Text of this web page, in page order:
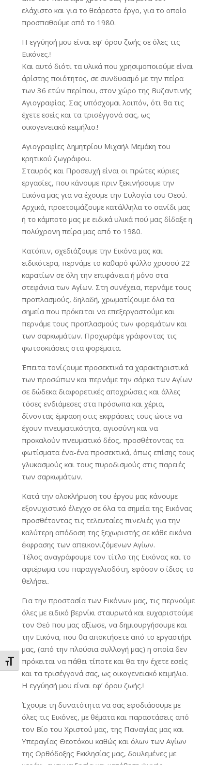
Εναλλαγή Μεγέθους Γραμμάτων
ελάχιστο και για το θεάρεστο έργο, για το οποίο
προσπαθούμε από το 1980.
Η εγγύησή μου είναι εφ’ όρου ζωής σε όλες τις
Εικόνες.!
Και αυτό διότι τα υλικά που χρησιμοποιούμε είναι
άρίστης ποιότητος, σε συνδυασμό με την πείρα
των 36 ετών περίπου, στον χώρο της Βυζαντινής
Αγιογραφίας. Σας υπόσχομαι λοιπόν, ότι θα τις
έχετε εσείς και τα τρισέγγονά σας, ως
οικογενειακό κειμήλιο.!
Αγιογραφίες Δημητρίου Μιχαήλ Μεμάκη του
κρητικού ζωγράφου.
Σταυρός και Προσευχή είναι οι πρώτες κύριες
εργασίες, που κάνουμε πριν ξεκινήσουμε την
Εικόνα μας για να έχουμε την Ευλογία του Θεού.
Αρχικά, προετοιμάζουμε κατάλληλα το σανίδι μας
ή το κάμποτο μας με ειδικά υλικά πού μας δίδαξε η
πολύχρονη πείρα μας από το 1980.
Κατόπιν, σχεδιάζουμε την Εικόνα μας και
ειδικότερα, περνάμε το καθαρό φύλλο χρυσού 22
καρατίων σε όλη την επιφάνεια ή μόνο στα
στεφάνια των Αγίων. Στη συνέχεια, περνάμε τους
προπλασμούς, δηλαδή, χρωματίζουμε όλα τα
σημεία που πρόκειται να επεξεργαστούμε και
περνάμε τους προπλασμούς των φορεμάτων και
των σαρκωμάτων. Προχωράμε γράφοντας τις
φωτοσκιάσεις στα φορέματα.
Έπειτα τονίζουμε προσεκτικά τα χαρακτηριστικά
των προσώπων και περνάμε την σάρκα των Αγίων
σε δώδεκα διαφορετικές αποχρώσεις και άλλες
τόσες ενδιάμεσες στα πρόσωπα και χέρια,
δίνοντας έμφαση στις εκφράσεις τους ώστε να
έχουν πνευματικότητα, αγιοσύνη και να
προκαλούν πνευματικό δέος, προσθέτοντας τα
φωτίσματα ένα-ένα προσεκτικά, όπως επίσης τους
γλυκασμούς και τους πυροδισμούς στις παρειές
των σαρκωμάτων.
Κατά την ολοκλήρωση του έργου μας κάνουμε
εξονυχιστικό έλεγχο σε όλα τα σημεία της Εικόνας
προσθέτοντας τις τελευταίες πινελιές για την
καλύτερη απόδοση της ξεχωριστής σε κάθε εικόνα
έκφρασης των απεικονιζόμενων Αγίων.
Τέλος αναγράφουμε τον τίτλο της Εικόνας και το
αφιέρωμα του παραγγελιοδότη, εφόσον ο ίδιος το
θελήσει.
Για την προστασία των Εικόνων μας, τις περνούμε
όλες με ειδικό βερνίκι σταυρωτά και ευχαριστούμε
τον Θεό που μας αξίωσε, να δημιουργήσουμε και
την Εικόνα, που θα αποκτήσετε από το εργαστήρι
μας, (από την πλούσια συλλογή μας) η οποία δεν
πρόκειται να πάθει τίποτε και θα την έχετε εσείς
και τα τρισέγγονά σας, ως οικογενειακό κειμήλιο.
Η εγγύησή μου είναι εφ’ όρου ζωής.!
Έχουμε τη δυνατότητα να σας εφοδιάσουμε με
όλες τις Εικόνες, με θέματα και παραστάσεις από
τον Βίο του Χριστού μας, της Παναγίας μας και
Υπεραγίας Θεοτόκου καθώς και όλων των Αγίων
της Ορθόδοξης Εκκλησίας μας, δουλεμένες με